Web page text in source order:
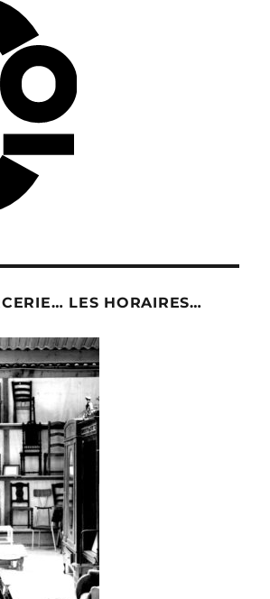
LES HORAIRES…